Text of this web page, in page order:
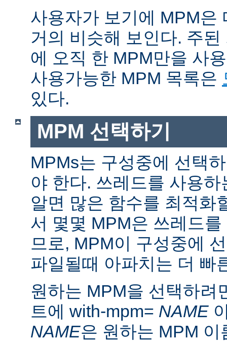
사용자가 보기에 MPM은
거의 비슷해 보인다. 주
에 오직 한 MPM만을 사
사용가능한 MPM 목록은
있다.
MPM 선택하기
MPMs는 구성중에 선택
야 한다. 쓰레드를 사용
알면 많은 함수를 최적화
서 몇몇 MPM은 쓰레드
므로, MPM이 구성중에
파일될때 아파치는 더 빠
원하는 MPM을 선택하려
트에 with-mpm= NAME
NAME은 원하는 MPM 이